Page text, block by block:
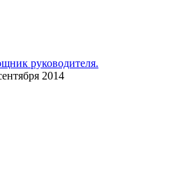
руководителя.
2014